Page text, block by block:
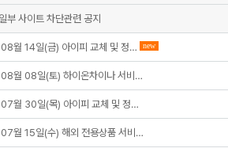
부 사이트 차단관련 공지
월 14일(금) 아이피 교체 및 정… new
월 08일(토) 하이온차이나 서비…
월 30일(목) 아이피 교체 및 정…
월 15일(수) 해외 전용상품 서비…